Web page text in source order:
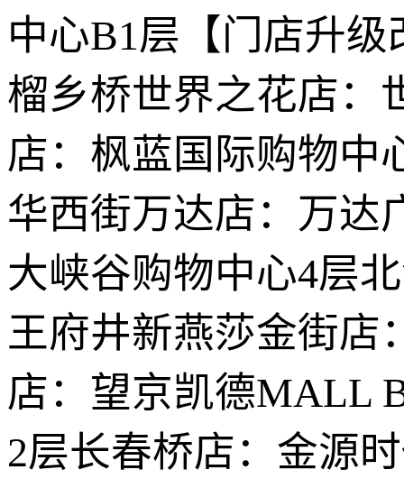
中心B1层【门店升
榴乡桥世界之花店：
店：枫蓝国际购物中
华西街万达店：万
大峡谷购物中心4层
王府井新燕莎金街店
店：望京凯德MALL
2层长春桥店：金源